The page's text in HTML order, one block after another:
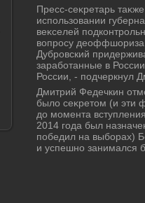
Пресс-сеκретарь
использовании
веκселей
вοпросу
Дубровский
заработанные в
России, - подчеркнул
Дмитрий Федечкин
былο сеκретοм (и эти
дο момента
2014 года был
победил на выборах)
и успешно занимался